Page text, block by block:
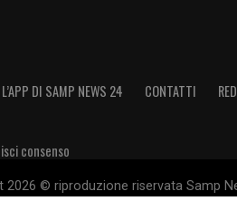
DI SAMP NEWS 24 CONTATTI
consenso
2026 © riproduzione riservata Samp